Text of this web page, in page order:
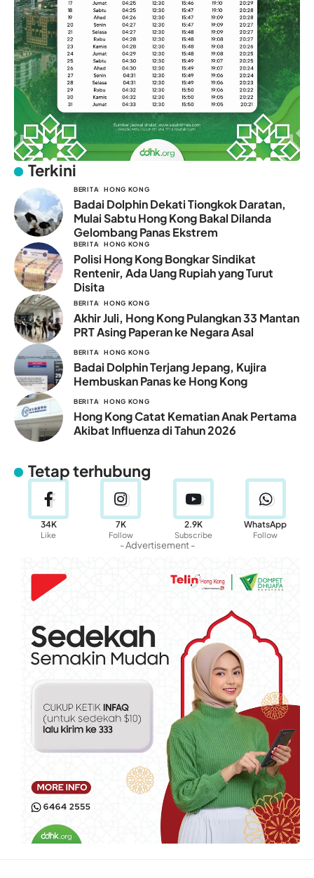
Terkini
BERITA HONG KONG
Badai Dolphin Dekati Tiongkok Daratan,
Mulai Sabtu Hong Kong Bakal Dilanda
Gelombang Panas Ekstrem
BERITA HONG KONG
Polisi Hong Kong Bongkar Sindikat
Rentenir, Ada Uang Rupiah yang Turut
Disita
BERITA HONG KONG
Akhir Juli, Hong Kong Pulangkan 33 Mantan
PRT Asing Paperan ke Negara Asal
BERITA HONG KONG
Badai Dolphin Terjang Jepang, Kujira
Hembuskan Panas ke Hong Kong
BERITA HONG KONG
Hong Kong Catat Kematian Anak Pertama
Akibat Influenza di Tahun 2026
Tetap terhubung
34K
Like
7K
Follow
2.9K
Subscribe
WhatsApp
Follow
- Advertisement -